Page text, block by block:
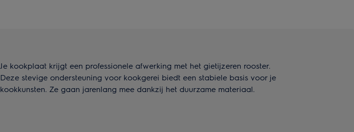
Je kookplaat krijgt een professionele afwerking met het gietijzeren rooster.
Deze stevige ondersteuning voor kookgerei biedt een stabiele basis voor je
kookkunsten. Ze gaan jarenlang mee dankzij het duurzame materiaal.